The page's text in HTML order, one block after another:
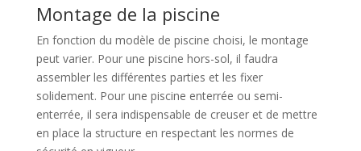
Montage de la piscine
En fonction du modèle de piscine choisi, le montage
peut varier. Pour une piscine hors-sol, il faudra
assembler les différentes parties et les fixer
solidement. Pour une piscine enterrée ou semi-
enterrée, il sera indispensable de creuser et de mettre
en place la structure en respectant les normes de